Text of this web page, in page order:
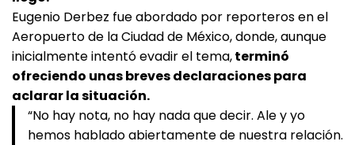
Eugenio Derbez fue abordado por reporteros en el
Aeropuerto de la Ciudad de México, donde, aunque
inicialmente intentó evadir el tema,terminó
ofreciendo unas breves declaraciones para
aclarar la situación.
“No hay nota, no hay nada que decir. Ale y yo
hemos hablado abiertamente de nuestra relación.